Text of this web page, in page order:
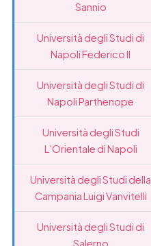
Sannio
Università degli Studi di
Napoli Federico II
Università degli Studi di
Napoli Parthenope
Università degli Studi
L’Orientale di Napoli
Università degli Studi della
Campania Luigi Vanvitelli
Università degli Studi di
Salerno